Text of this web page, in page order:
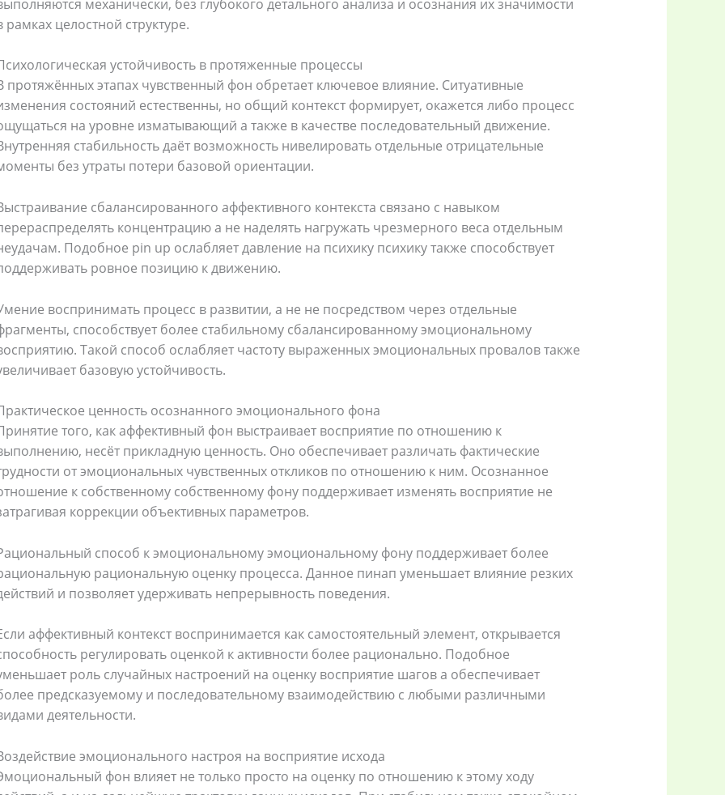
механически, без глубокого детального анализа и осознания их значимости
рамках целостной структуре.
устойчивость в протяженные процессы
протяжённых этапах чувственный фон обретает ключевое влияние. Ситуативные
состояний естественны, но общий контекст формирует, окажется либо процесс
на уровне изматывающий а также в качестве последовательный движение.
стабильность даёт возможность нивелировать отдельные отрицательные
без утраты потери базовой ориентации.
сбалансированного аффективного контекста связано с навыком
концентрацию а не наделять нагружать чрезмерного веса отдельным
Подобное pin up ослабляет давление на психику психику также способствует
ровное позицию к движению.
воспринимать процесс в развитии, а не не посредством через отдельные
способствует более стабильному сбалансированному эмоциональному
Такой способ ослабляет частоту выраженных эмоциональных провалов также
базовую устойчивость.
ценность осознанного эмоционального фона
того, как аффективный фон выстраивает восприятие по отношению к
несёт прикладную ценность. Оно обеспечивает различать фактические
от эмоциональных чувственных откликов по отношению к ним. Осознанное
к собственному собственному фону поддерживает изменять восприятие не
коррекции объективных параметров.
способ к эмоциональному эмоциональному фону поддерживает более
рациональную оценку процесса. Данное пинап уменьшает влияние резких
и позволяет удерживать непрерывность поведения.
аффективный контекст воспринимается как самостоятельный элемент, открывается
регулировать оценкой к активности более рационально. Подобное
роль случайных настроений на оценку восприятие шагов а обеспечивает
предсказуемому и последовательному взаимодействию с любыми различными
деятельности.
эмоционального настроя на восприятие исхода
фон влияет не только просто на оценку по отношению к этому ходу